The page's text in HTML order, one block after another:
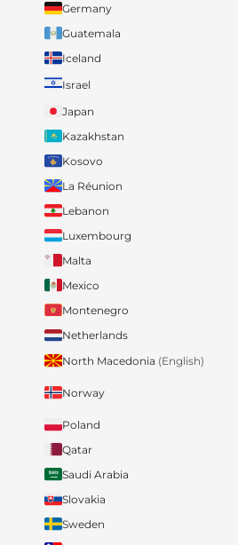
Germany
Guatemala
Iceland
Israel
Japan
Kazakhstan
Kosovo
La Réunion
Lebanon
Luxembourg
Malta
Mexico
Montenegro
Netherlands
North Macedonia (English)
Norway
Poland
Qatar
Saudi Arabia
Slovakia
Sweden